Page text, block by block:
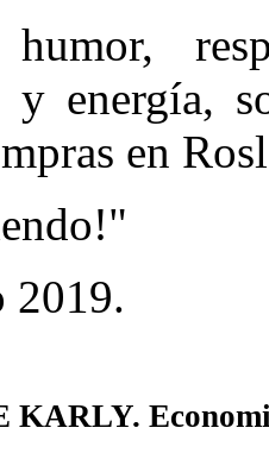
humor,
y energía,
en
2019.
KARLY.